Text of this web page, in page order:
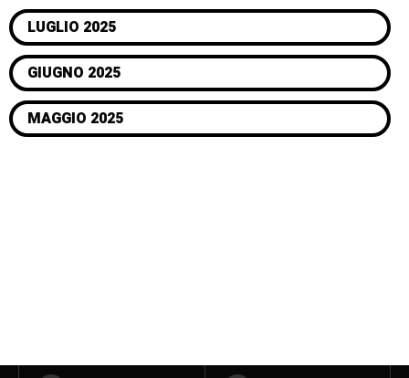
LUGLIO 2025
GIUGNO 2025
MAGGIO 2025